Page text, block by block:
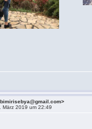
März 2019 um 22:49